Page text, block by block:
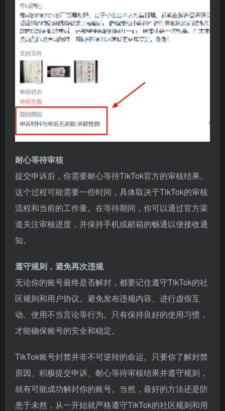
耐心等待审核
提交申诉后，你需要耐心等待TikTok官方的审核结果。
这个过程可能需要一些时间，具体取决于TikTok的审核
流程和当前的工作量。在等待期间，你可以通过官方渠
道关注审核进度，并保持手机或邮箱的畅通以便接收通
知。
遵守规则，避免再次违规
无论你的账号最终是否解封，都要记住遵守TikTok的社
区规则和用户协议。避免发布违规内容、进行虚假互
动、使用不当言论等行为。只有保持良好的使用习惯，
才能确保账号的安全和稳定。
TikTok账号封禁并非不可逆转的命运。只要你了解封禁
原因、积极提交申诉、耐心等待审核结果并遵守规则，
就有可能成功解封你的账号。当然，最好的方法还是防
患于未然，从一开始就严格遵守TikTok的社区规则和用